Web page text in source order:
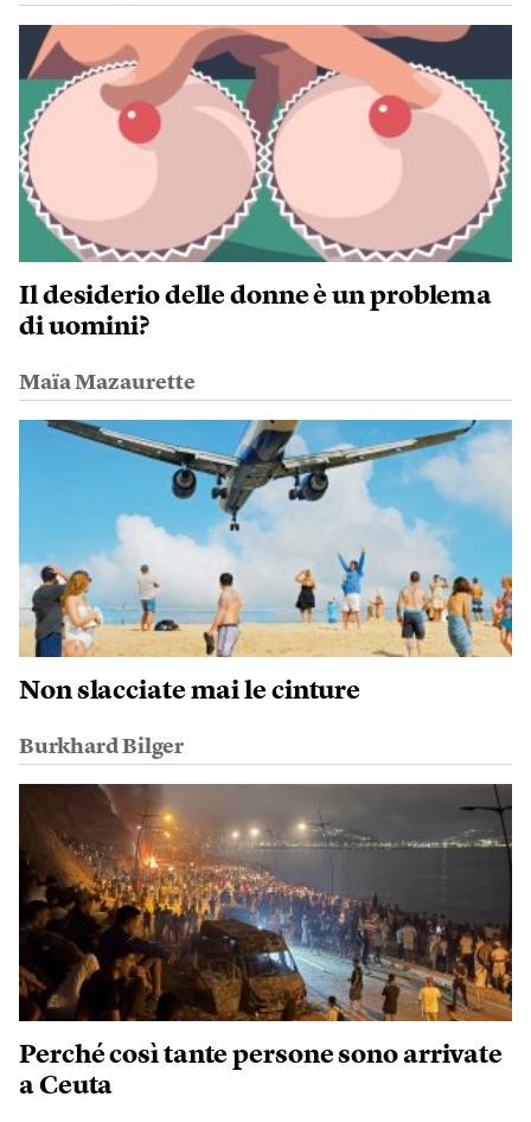
Il desiderio delle donne è un problema
di uomini?
Maïa Mazaurette
Non slacciate mai le cinture
Burkhard Bilger
Perché così tante persone sono arrivate
a Ceuta